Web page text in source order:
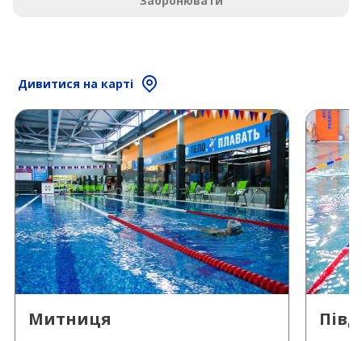
Дивитися на карті
Митниця